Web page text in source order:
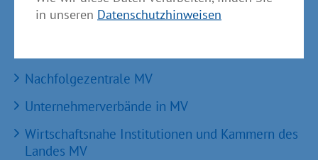
in unseren Datenschutzhinweisen
GSA - Gesellschaft für Struktur &
Arbeitsmarktentwicklung mbH
Nachfolgezentrale MV
Unternehmerverbände in MV
Wirtschaftsnahe Institutionen und Kammern des
Landes MV